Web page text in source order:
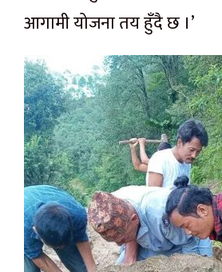
आगामी योजना तय हुँदै छ ।’